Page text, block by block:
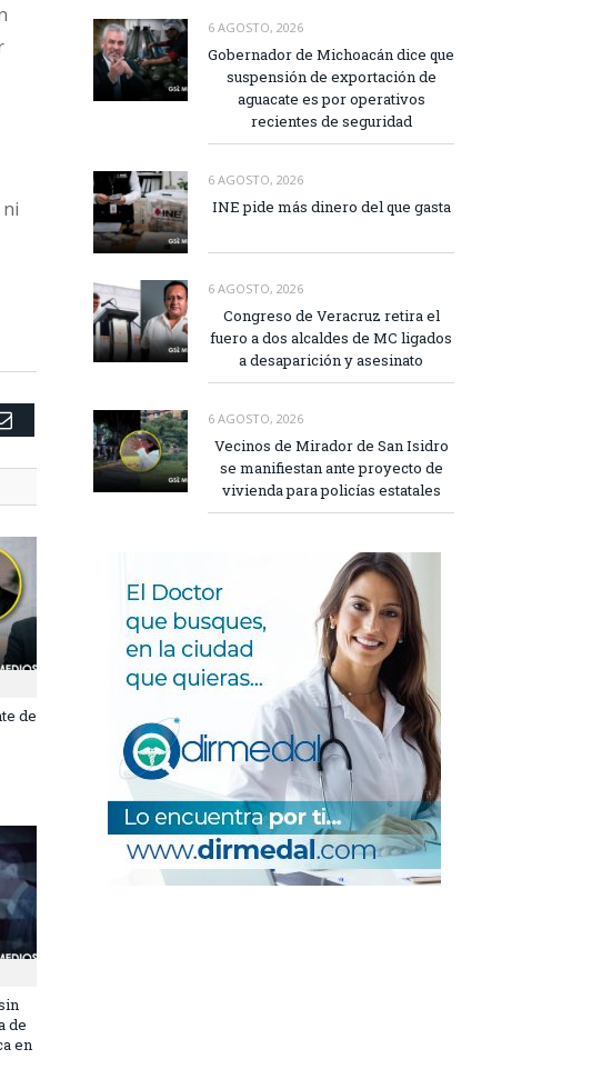
Email
de
de
en
6 AGOSTO, 2026
Gobernador de Michoacán dice que
suspensión de exportación de
aguacate es por operativos
recientes de seguridad
6 AGOSTO, 2026
INE pide más dinero del que gasta
6 AGOSTO, 2026
Congreso de Veracruz retira el
fuero a dos alcaldes de MC ligados
a desaparición y asesinato
6 AGOSTO, 2026
Vecinos de Mirador de San Isidro
se manifiestan ante proyecto de
vivienda para policías estatales